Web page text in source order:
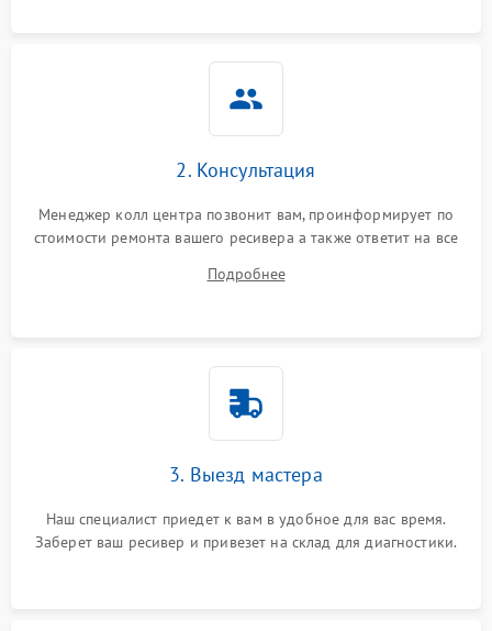
2. Консультация
Менеджер колл центра позвонит вам, проинформирует по
стоимости ремонта вашего ресивера а также ответит на все
Подробнее
3. Выезд мастера
Наш специалист приедет к вам в удобное для вас время.
Заберет ваш ресивер и привезет на склад для диагностики.